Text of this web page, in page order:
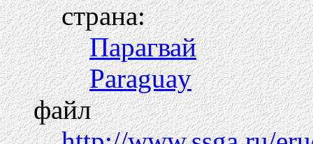
страна:
Парагвай
Paraguay
файл